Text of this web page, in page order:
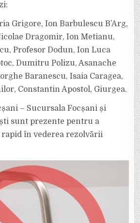
Grigore, Ion Barbulescu B’Arg,
Dragomir, Ion Metianu,
Profesor Dodun, Ion Luca
Dumitru Polizu, Asanache
Baranescu, Isaia Caragea,
Constantin Apostol, Giurgea.
– Sucursala Focșani și
sunt prezente pentru a
în vederea rezolvării